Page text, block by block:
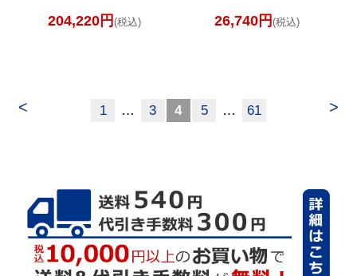
204,220円 (税込) 26,740円 (税込)
< >
1 … 3 4 5 … 61